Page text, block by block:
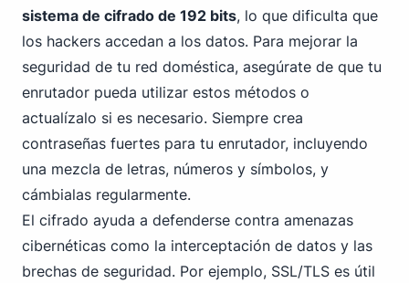
sistema de cifrado de 192 bits, lo que dificulta que
los hackers accedan a los datos. Para mejorar la
seguridad de tu red doméstica, asegúrate de que tu
enrutador pueda utilizar estos métodos o
actualízalo si es necesario. Siempre crea
contraseñas fuertes para tu enrutador, incluyendo
una mezcla de letras, números y símbolos, y
cámbialas regularmente.
El cifrado ayuda a defenderse contra amenazas
cibernéticas como la interceptación de datos y las
brechas de seguridad. Por ejemplo, SSL/TLS es útil